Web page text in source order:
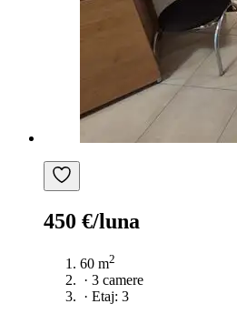
450 €/luna
60 m2
· 3 camere
· Etaj: 3